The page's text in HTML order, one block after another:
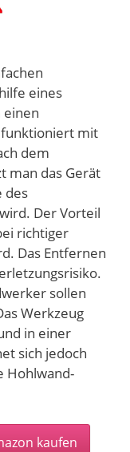
eines
einen
funktioniert mit
dem
man das Gerät
des
Der Vorteil
richtiger
Das Entfernen
sollen
Werkzeug
in einer
sich jedoch
Hohlwand-
kaufen